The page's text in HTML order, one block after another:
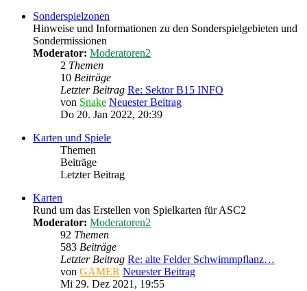
Sonderspielzonen
Hinweise und Informationen zu den Sonderspielgebieten und
Sondermissionen
Moderator: Moderatoren2
2 Themen
10 Beiträge
Letzter Beitrag Re: Sektor B15 INFO
von Snake Neuester Beitrag
Do 20. Jan 2022, 20:39
Karten und Spiele
Themen
Beiträge
Letzter Beitrag
Karten
Rund um das Erstellen von Spielkarten für ASC2
Moderator: Moderatoren2
92 Themen
583 Beiträge
Letzter Beitrag Re: alte Felder Schwimmpflanz…
von GAMER Neuester Beitrag
Mi 29. Dez 2021, 19:55